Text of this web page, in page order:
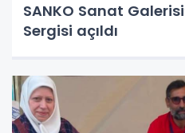
SANKO Sanat
Sergisi açıldı